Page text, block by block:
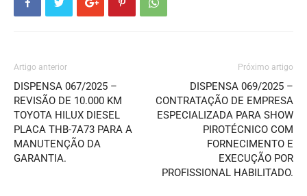
Artigo anterior
DISPENSA 067/2025 –
REVISÃO DE 10.000 KM
TOYOTA HILUX DIESEL
PLACA THB-7A73 PARA A
MANUTENÇÃO DA
GARANTIA.
Próximo artigo
DISPENSA 069/2025 –
CONTRATAÇÃO DE EMPRESA
ESPECIALIZADA PARA SHOW
PIROTÉCNICO COM
FORNECIMENTO E
EXECUÇÃO POR
PROFISSIONAL HABILITADO.